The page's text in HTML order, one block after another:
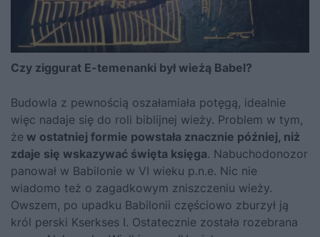
Czy ziggurat E-temenanki był wieżą Babel?
Budowla z pewnością oszałamiała potęgą, idealnie
więc nadaje się do roli biblijnej wieży. Problem w tym,
że w ostatniej formie powstała znacznie później, niż
zdaje się wskazywać święta księga. Nabuchodonozor
panował w Babilonie w VI wieku p.n.e. Nic nie
wiadomo też o zagadkowym zniszczeniu wieży.
Owszem, po upadku Babilonii częściowo zburzył ją
król perski Kserkses I. Ostatecznie została rozebrana